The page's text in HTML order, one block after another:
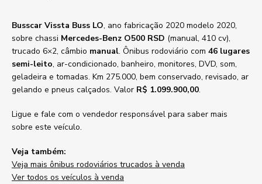
Busscar Vissta Buss LO, ano fabricação 2020 modelo 2020,
sobre chassi Mercedes-Benz O500 RSD (manual, 410 cv),
trucado 6×2, câmbio manual. Ônibus rodoviário com 46 lugares
semi-leito, ar-condicionado, banheiro, monitores, DVD, som,
geladeira e tomadas. Km 275.000, bem conservado, revisado, ar
gelando e pneus calçados. Valor R$ 1.099.900,00.
Ligue e fale com o vendedor responsável para saber mais
sobre este veículo.
Veja também:
Veja mais ônibus rodoviários trucados à venda
Ver todos os veículos à venda